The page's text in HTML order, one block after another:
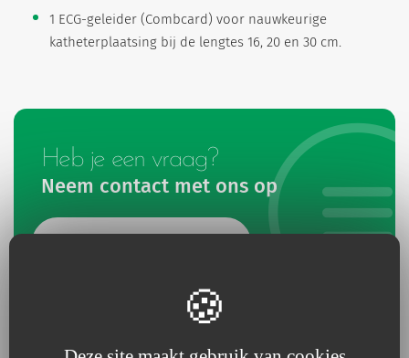
1 ECG-geleider (Combcard) voor nauwkeurige
katheterplaatsing bij de lengtes 16, 20 en 30 cm.
Heb je een vraag?
Neem contact met ons op